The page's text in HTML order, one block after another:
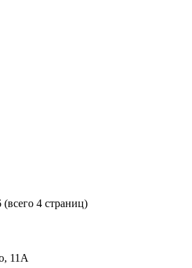
4 страниц)
11А